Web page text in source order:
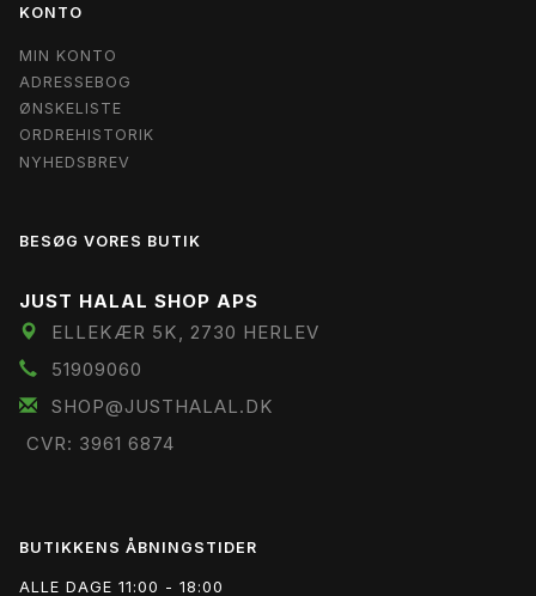
KONTO
MIN KONTO
ADRESSEBOG
ØNSKELISTE
ORDREHISTORIK
NYHEDSBREV
BESØG VORES BUTIK
JUST HALAL SHOP APS
ELLEKÆR 5K, 2730 HERLEV
51909060
SHOP@JUSTHALAL.DK
CVR: 3961 6874
BUTIKKENS ÅBNINGSTIDER
ALLE DAGE 11:00 - 18:00